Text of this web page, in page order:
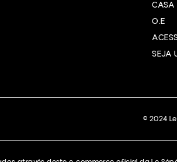
CASA
O.E
SEJA
© 2024